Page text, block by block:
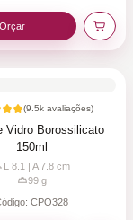
Orçar
(9.5k avaliações)
Vidro Borossilicato
150ml
L 8.1 | A 7.8 cm
99g
CPO328